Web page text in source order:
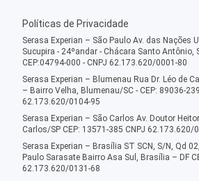
Políticas de Privacidade
Serasa Experian – São Paulo Av. das Nações
Sucupira - 24ºandar - Chácara Santo Antônio,
CEP:04794-000 - CNPJ 62.173.620/0001-80
Serasa Experian – Blumenau Rua Dr. Léo de
– Bairro Velha, Blumenau/SC - CEP: 89036-
62.173.620/0104-95
Serasa Experian – São Carlos Av. Doutor
Carlos/SP CEP: 13571-385 CNPJ 62.173.620/
Serasa Experian – Brasília ST SCN, S/N, Qd
Paulo Sarasate Bairro Asa Sul, Brasília – DF
62.173.620/0131-68